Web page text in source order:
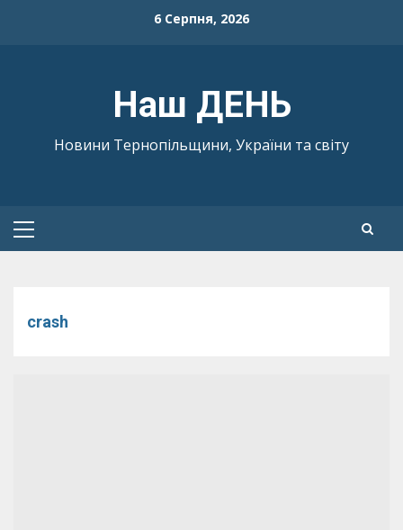
6 Серпня, 2026
Наш ДЕНЬ
Новини Тернопільщини, України та світу
Primary
crash